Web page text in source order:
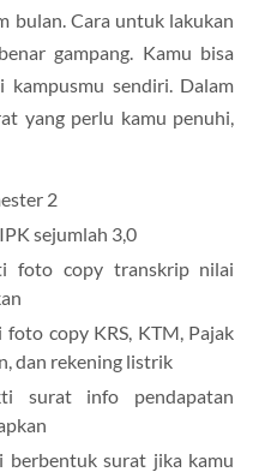
bulan. Cara untuk lakukan
gampang. Kamu bisa
kampusmu sendiri. Dalam
yang perlu kamu penuhi,
2
sejumlah 3,0
foto copy transkrip nilai
copy KRS, KTM, Pajak
dan rekening listrik
surat info pendapatan
berbentuk surat jika kamu